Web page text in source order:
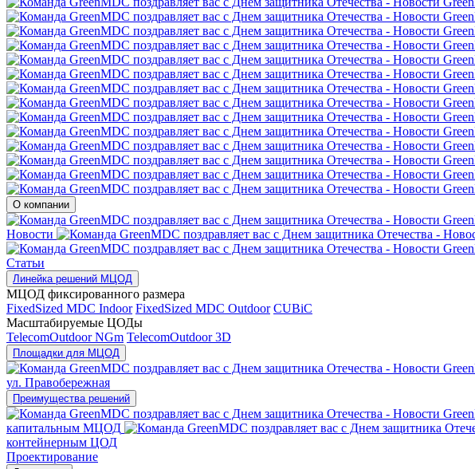
О компании
Новости
Статьи
Линейка решений МЦОД
МЦОД фиксированного размера
FixedSized MDC Indoor FixedSized MDC Outdoor CUBiC
Масштабируемые ЦОДы
TelecomOutdoor NGm TelecomOutdoor 3D
Площадки для МЦОД
ул. Правобережная
Преимущества решений
капитальным МЦОД
контейнерным ЦОД
Проектирование